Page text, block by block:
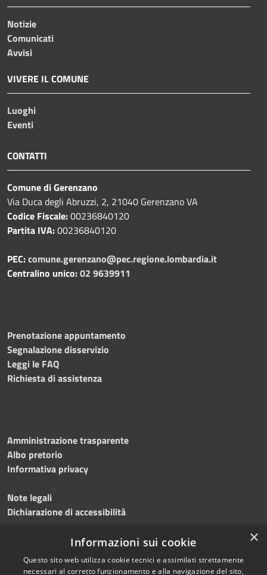
Notizie
Comunicati
Avvisi
VIVERE IL COMUNE
Luoghi
Eventi
CONTATTI
Comune di Gerenzano
Via Duca degli Abruzzi, 2, 21040 Gerenzano VA
Codice Fiscale:00236840120
Partita IVA:00236840120
PEC:comune.gerenzano@pec.regione.lombardia.it
Centralino unico:02 9639911
Prenotazione appuntamento
Segnalazione disservizio
Leggi le FAQ
Richiesta di assistenza
Amministrazione trasparente
Albo pretorio
Informativa privacy
Note legali
Dichiarazione di accessibilità
Meccanismo di feedback
×
Informazioni sui cookie
Questo sito web utilizza cookie tecnici e assimilati strettamente
necessari al corretto funzionamento e alla navigazione del sito,